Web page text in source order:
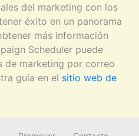
del marketing con los
éxito en un panorama
más información
Scheduler puede
de marketing por correo
guía en el sitio web de